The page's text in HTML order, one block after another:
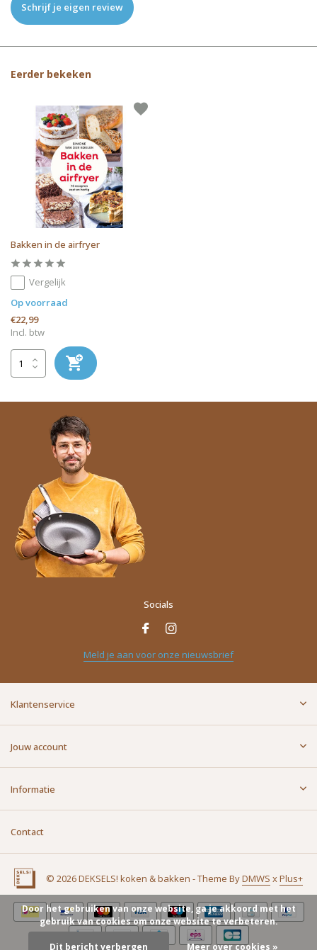
Schrijf je eigen review
Eerder bekeken
Bakken in de airfryer
Vergelijk
Op voorraad
€22,99
Incl. btw
Socials
Meld je aan voor onze nieuwsbrief
Klantenservice
Jouw account
Informatie
Contact
© 2026 DEKSELS! koken & bakken - Theme ByDMWS xPlus+
Door het gebruiken van onze website, ga je akkoord met het
gebruik van cookies om onze website te verbeteren.
Dit bericht verbergen Meer over cookies »